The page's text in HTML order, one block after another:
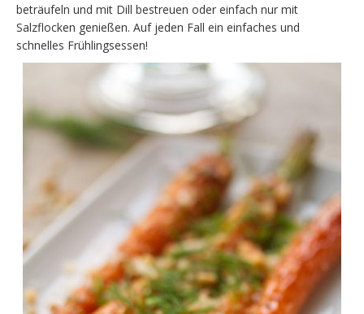
beträufeln und mit Dill bestreuen oder einfach nur mit
Salzflocken genießen. Auf jeden Fall ein einfaches und
schnelles Frühlingsessen!